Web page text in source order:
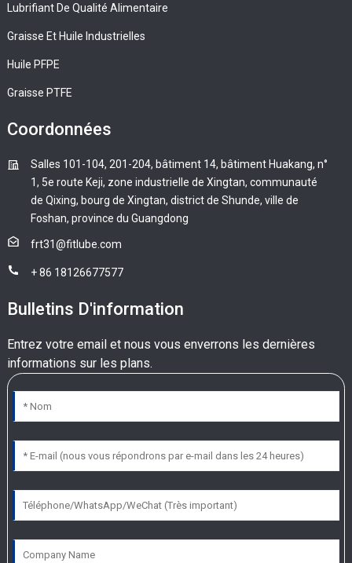
Lubrifiant De Qualité Alimentaire
Graisse Et Huile Industrielles
Huile PFPE
Graisse PTFE
Coordonnées
Salles 101-104, 201-204, bâtiment 14, bâtiment Huakang, n°
1, 5e route Keji, zone industrielle de Xingtan, communauté
de Qixing, bourg de Xingtan, district de Shunde, ville de
Foshan, province du Guangdong
frt31@fitlube.com
+ 86 18126677577
Bulletins D'information
Entrez votre email et nous vous enverrons les dernières
informations sur les plans.